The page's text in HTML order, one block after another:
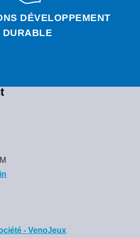
DÉVELOPPEMENT
DURABLE
- VenoJeux